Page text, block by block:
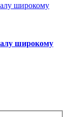
широкому